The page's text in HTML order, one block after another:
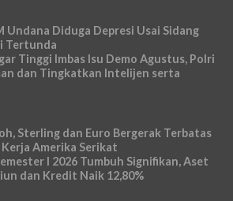
Undana Diduga Depresi Usai Sidang
Tertunda
Tinggi Imbas Isu Demo Agustus, Polri
dan Tingkatkan Intelijen serta
Sterling dan Euro Bergerak Terbatas
Amerika Serikat
I 2026 Tumbuh Signifikan, Aset
dan Kredit Naik 12,80%